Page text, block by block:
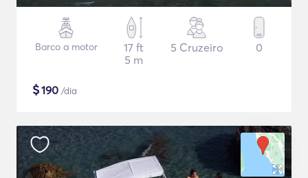
Barco a motor
17 ft
5 m
5 Cruzeiro 0
$190 /dia